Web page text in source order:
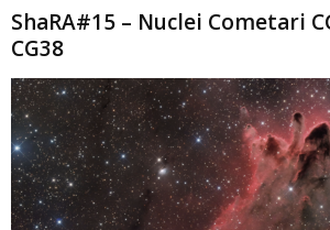
ShaRA#15 – Nuclei Cometari
CG38